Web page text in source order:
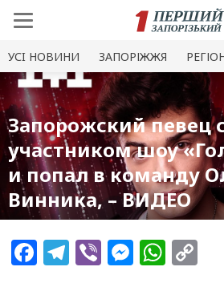
УСI НОВИНИ ЗАПОРІЖЖЯ
Запорожский певец
участником шоу
и попал в команду
Винника, – ВИДЕО
Facebook
Telegram
Viber